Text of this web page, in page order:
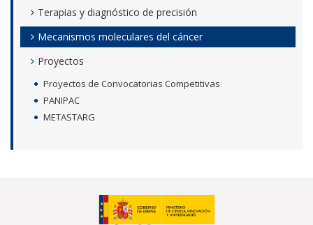
Terapias y diagnóstico de precisión
Mecanismos moleculares del cáncer
Proyectos
Proyectos de Convocatorias Competitivas
PANIPAC
METASTARG